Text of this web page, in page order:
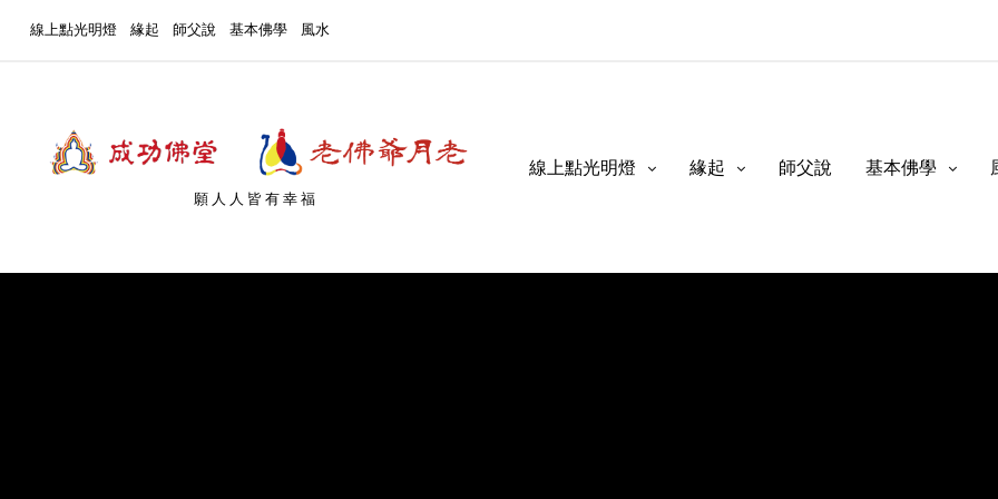
線上點光明燈 緣起 師父說 基本佛學 風水
願人人皆有幸福
線上點光明燈 緣起 師父說 基本佛學